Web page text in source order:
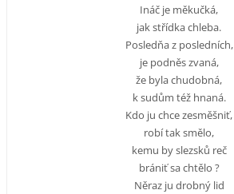
Ináč je měkučká,
jak střídka chleba.
Posledňa z posledních,
je podněs zvaná,
že byla chudobná,
k sudům též hnaná.
Kdo ju chce zesměšniť,
robí tak smělo,
kemu by slezsků reč
brániť sa chtělo ?
Něraz ju drobný lid